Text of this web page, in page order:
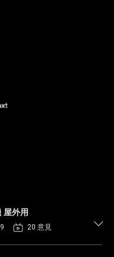
屋外用
20 意見